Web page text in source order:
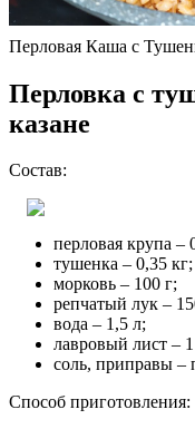
Перловая Каша с
Перловка с
казане
Состав:
перловая крупа –
тушенка – 0,35 кг;
морковь – 100 г;
репчатый лук –
вода – 1,5 л;
лавровый лист –
соль, приправы –
Способ приготовления: